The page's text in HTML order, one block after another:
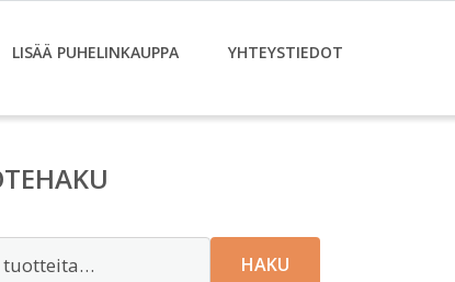
LISÄÄ PUHELINKAUPPA YHTEYSTIEDOT
HAKU